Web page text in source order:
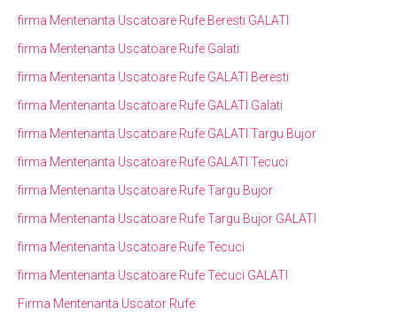
firma Mentenanta Uscatoare Rufe Beresti GALATI
firma Mentenanta Uscatoare Rufe Galati
firma Mentenanta Uscatoare Rufe GALATI Beresti
firma Mentenanta Uscatoare Rufe GALATI Galati
firma Mentenanta Uscatoare Rufe GALATI Targu Bujor
firma Mentenanta Uscatoare Rufe GALATI Tecuci
firma Mentenanta Uscatoare Rufe Targu Bujor
firma Mentenanta Uscatoare Rufe Targu Bujor GALATI
firma Mentenanta Uscatoare Rufe Tecuci
firma Mentenanta Uscatoare Rufe Tecuci GALATI
Firma Mentenanta Uscator Rufe